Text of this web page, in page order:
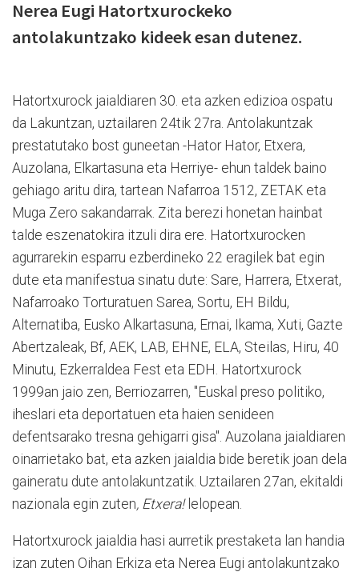
Nerea Eugi Hatortxurockeko
antolakuntzako kideek esan dutenez.
Hatortxurock jaialdiaren 30. eta azken edizioa ospatu
da Lakuntzan, uztailaren 24tik 27ra. Antolakuntzak
prestatutako bost guneetan -Hator Hator, Etxera,
Auzolana, Elkartasuna eta Herriye- ehun taldek baino
gehiago aritu dira, tartean Nafarroa 1512, ZETAK eta
Muga Zero sakandarrak. Zita berezi honetan hainbat
talde eszenatokira itzuli dira ere. Hatortxurocken
agurrarekin esparru ezberdineko 22 eragilek bat egin
dute eta manifestua sinatu dute: Sare, Harrera, Etxerat,
Nafarroako Torturatuen Sarea, Sortu, EH Bildu,
Alternatiba, Eusko Alkartasuna, Ernai, Ikama, Xuti, Gazte
Abertzaleak, Bf, AEK, LAB, EHNE, ELA, Steilas, Hiru, 40
Minutu, Ezkerraldea Fest eta EDH. Hatortxurock
1999an jaio zen, Berriozarren, "Euskal preso politiko,
iheslari eta deportatuen eta haien senideen
defentsarako tresna gehigarri gisa". Auzolana jaialdiaren
oinarrietako bat, eta azken jaialdia bide beretik joan dela
gaineratu dute antolakuntzatik. Uztailaren 27an, ekitaldi
nazionala egin zuten, Etxera!lelopean.
Hatortxurock jaialdia hasi aurretik prestaketa lan handia
izan zuten Oihan Erkiza eta Nerea Eugi antolakuntzako